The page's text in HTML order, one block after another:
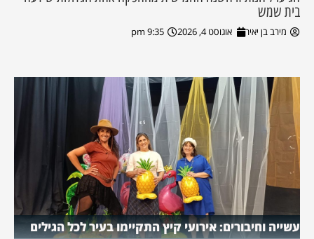
בית שמש
מירב בן יאיר אוגוסט 4, 2026 9:35 pm
עשייה וחיבורים: אירועי קיץ התקיימו בעיר לכל הגילים